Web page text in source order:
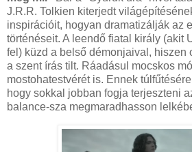
J.R.R. Tolkien kiterjedt
inspirációit, hogyan dramatizálják az
történéseit. A leendő fiatal király (akit
fel) küzd a belső démonjaival, hiszen
a szent írás tilt. Ráadásul mocskos
mostohatestvérét is. Ennek
hogy sokkal jobban fogja terjeszteni
balance-sza megmaradhasson